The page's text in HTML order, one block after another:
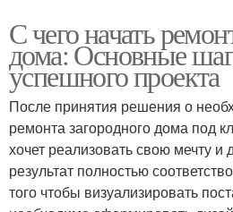
С чего начать
дома: Основные
успешного проекта
После принятия решения о
ремонта загородного дома под
хочет реализовать свою мечту и
результат полностью
того чтобы визуализировать